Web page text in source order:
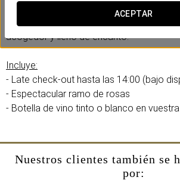
ACEPTAR
experiencia romántica diseñada para
pareja. Momentos que enamoran en un
acogedor y lleno de encanto.
Incluye:
- Late check-out hasta las 14:00 (bajo
- Espectacular ramo de rosas
- Botella de vino tinto o blanco en
Nuestros clientes también se
por: